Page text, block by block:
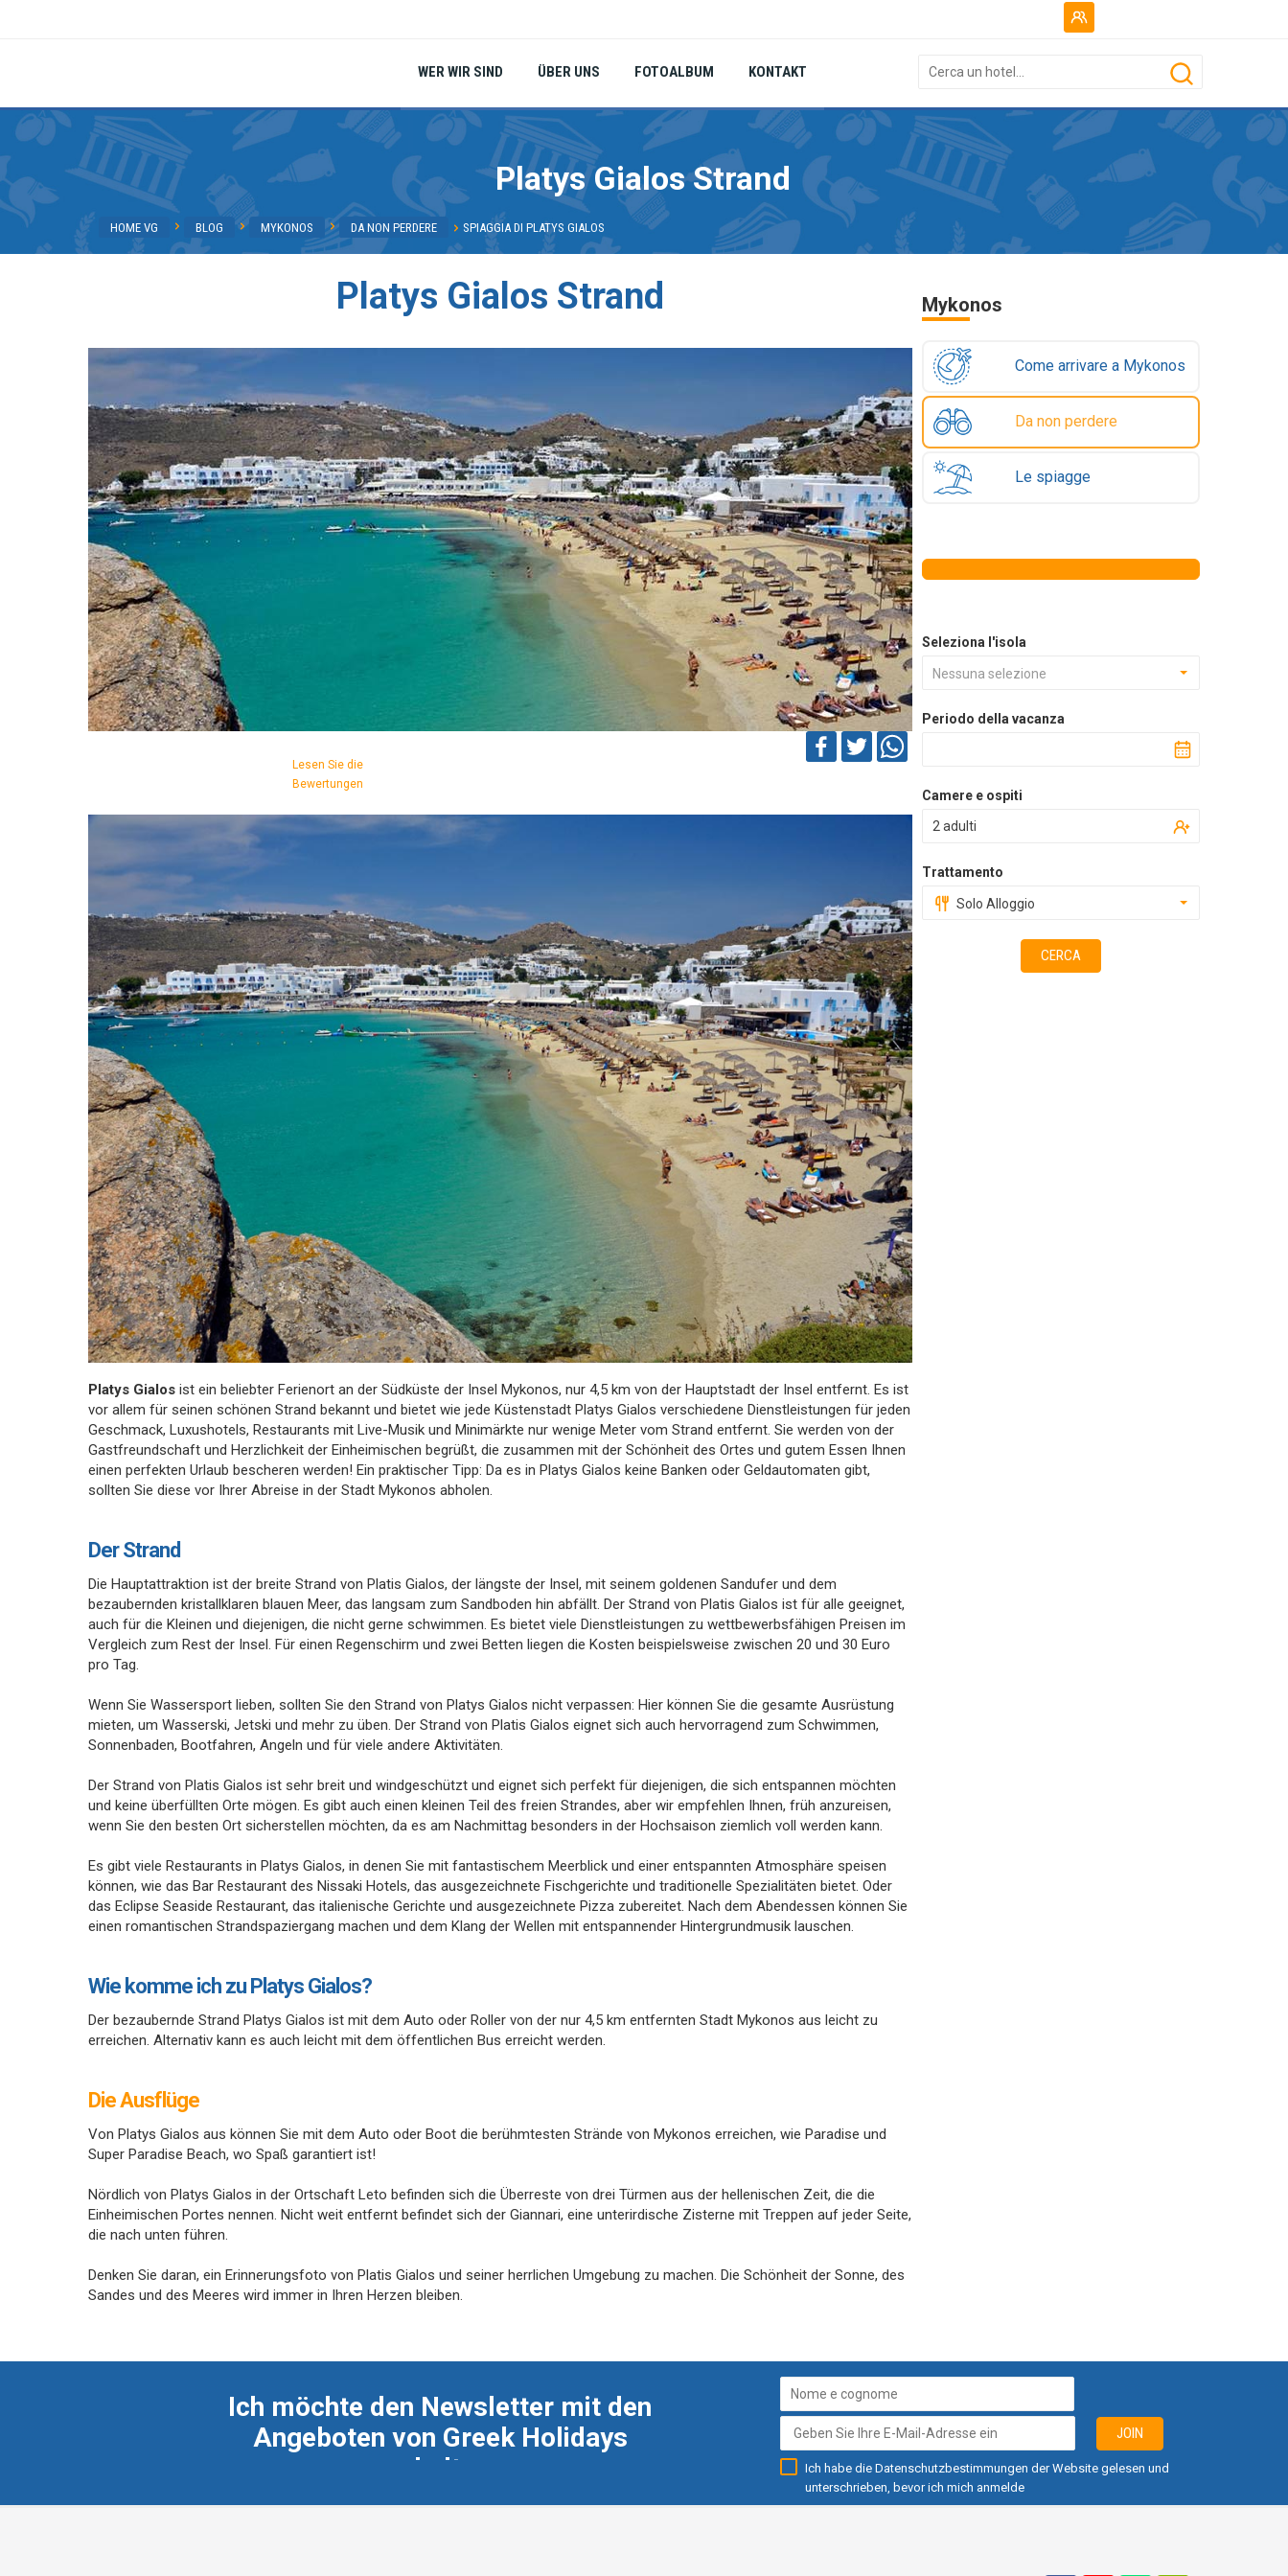
WER WIR SIND ÜBER UNS FOTOALBUM KONTAKT
Platys Gialos Strand
HOME VG BLOG MYKONOS DA NON PERDERE SPIAGGIA DI PLATYS GIALOS
Platys Gialos Strand
Platys Gialos ist ein beliebter Ferienort an der Südküste der Insel Mykonos, nur 4,5 km von der Hauptstadt der Insel entfernt. Es ist
vor allem für seinen schönen Strand bekannt und bietet wie jede Küstenstadt Platys Gialos verschiedene Dienstleistungen für jeden
Geschmack, Luxushotels, Restaurants mit Live-Musik und Minimärkte nur wenige Meter vom Strand entfernt. Sie werden von der
Gastfreundschaft und Herzlichkeit der Einheimischen begrüßt, die zusammen mit der Schönheit des Ortes und gutem Essen Ihnen
einen perfekten Urlaub bescheren werden! Ein praktischer Tipp: Da es in Platys Gialos keine Banken oder Geldautomaten gibt,
sollten Sie diese vor Ihrer Abreise in der Stadt Mykonos abholen.
Der Strand
Die Hauptattraktion ist der breite Strand von Platis Gialos, der längste der Insel, mit seinem goldenen Sandufer und dem
bezaubernden kristallklaren blauen Meer, das langsam zum Sandboden hin abfällt. Der Strand von Platis Gialos ist für alle geeignet,
auch für die Kleinen und diejenigen, die nicht gerne schwimmen. Es bietet viele Dienstleistungen zu wettbewerbsfähigen Preisen im
Vergleich zum Rest der Insel. Für einen Regenschirm und zwei Betten liegen die Kosten beispielsweise zwischen 20 und 30 Euro
pro Tag.
Wenn Sie Wassersport lieben, sollten Sie den Strand von Platys Gialos nicht verpassen: Hier können Sie die gesamte Ausrüstung
mieten, um Wasserski, Jetski und mehr zu üben. Der Strand von Platis Gialos eignet sich auch hervorragend zum Schwimmen,
Sonnenbaden, Bootfahren, Angeln und für viele andere Aktivitäten.
Der Strand von Platis Gialos ist sehr breit und windgeschützt und eignet sich perfekt für diejenigen, die sich entspannen möchten
und keine überfüllten Orte mögen. Es gibt auch einen kleinen Teil des freien Strandes, aber wir empfehlen Ihnen, früh anzureisen,
wenn Sie den besten Ort sicherstellen möchten, da es am Nachmittag besonders in der Hochsaison ziemlich voll werden kann.
Es gibt viele Restaurants in Platys Gialos, in denen Sie mit fantastischem Meerblick und einer entspannten Atmosphäre speisen
können, wie das Bar Restaurant des Nissaki Hotels, das ausgezeichnete Fischgerichte und traditionelle Spezialitäten bietet. Oder
das Eclipse Seaside Restaurant, das italienische Gerichte und ausgezeichnete Pizza zubereitet. Nach dem Abendessen können Sie
einen romantischen Strandspaziergang machen und dem Klang der Wellen mit entspannender Hintergrundmusik lauschen.
Wie komme ich zu Platys Gialos?
Der bezaubernde Strand Platys Gialos ist mit dem Auto oder Roller von der nur 4,5 km entfernten Stadt Mykonos aus leicht zu
erreichen. Alternativ kann es auch leicht mit dem öffentlichen Bus erreicht werden.
Die Ausflüge
Von Platys Gialos aus können Sie mit dem Auto oder Boot die berühmtesten Strände von Mykonos erreichen, wie Paradise und
Super Paradise Beach, wo Spaß garantiert ist!
Nördlich von Platys Gialos in der Ortschaft Leto befinden sich die Überreste von drei Türmen aus der hellenischen Zeit, die die
Einheimischen Portes nennen. Nicht weit entfernt befindet sich der Giannari, eine unterirdische Zisterne mit Treppen auf jeder Seite,
die nach unten führen.
Denken Sie daran, ein Erinnerungsfoto von Platis Gialos und seiner herrlichen Umgebung zu machen. Die Schönheit der Sonne, des
Sandes und des Meeres wird immer in Ihren Herzen bleiben.
Mykonos
Come arrivare a Mykonos
Da non perdere
Le spiagge
Seleziona l'isola
Nessuna selezione
Periodo della vacanza
Camere e ospiti
2 adulti
Trattamento
Solo Alloggio
CERCA
Lesen Sie die
Bewertungen
JOIN
Ich habe die Datenschutzbestimmungen der Website gelesen und
unterschrieben, bevor ich mich anmelde
Ich möchte den Newsletter mit den
Angeboten von Greek Holidays
erhalten